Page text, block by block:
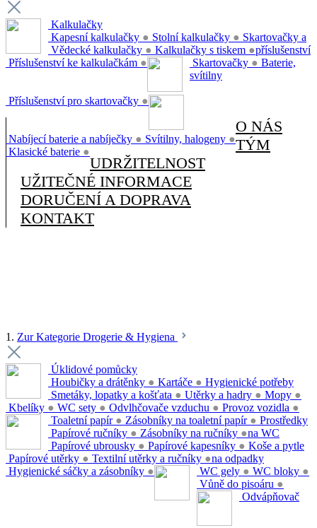
Kalkulačky
Kapesní kalkulačky ● Stolní kalkulačky ●
Vědecké kalkulačky ● Kalkulačky s tiskem ●
Příslušenství ke kalkulačkám ●
Skartovačky a
příslušenství
Skartovačky ●
Příslušenství pro skartovačky ●
Baterie,
svítilny
Nabíjecí baterie a nabíječky ● Svítilny, halogeny ●
Klasické baterie ●
O NÁS
TÝM
UDRŽITELNOST
UŽITEČNÉ INFORMACE
DORUČENÍ A DOPRAVA
KONTAKT
1. Zur Kategorie Drogerie & Hygiena
Úklidové pomůcky
Houbičky a drátěnky ● Kartáče ●
Smetáky, lopatky a košťata ● Utěrky a hadry ● Mopy ●
Kbelíky ● WC sety ● Odvlhčovače vzduchu ● Provoz vozidla ●
Hygienické potřeby
Toaletní papír ● Zásobníky na toaletní papír ●
Papírové ručníky ● Zásobníky na ručníky ●
Papírové ubrousky ● Papírové kapesníky ●
Papírové utěrky ● Textilní utěrky a ručníky ●
Hygienické sáčky a zásobníky ●
Prostředky
na WC
WC gely ● WC bloky ●
Vůně do pisoáru ●
Koše a pytle
na odpadky
Odvápňovač